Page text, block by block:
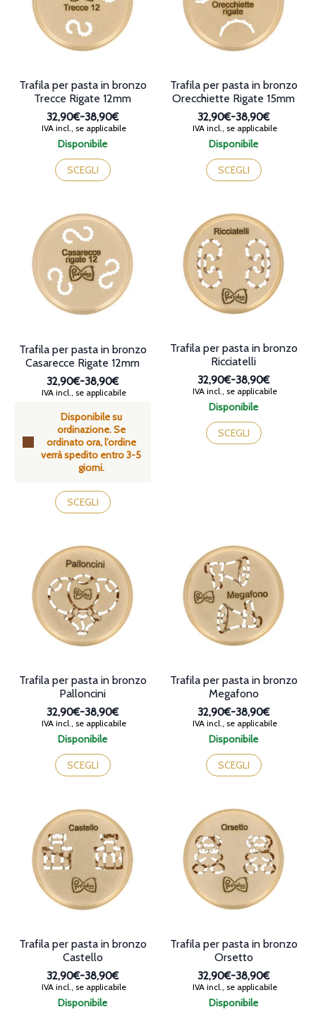
scelte
nella
pagina
scelte
nella
pagina
Disponibile
Trafila per pasta in bronzo
Trecce Rigate 12mm
32,90€-38,90€
Fascia
di
da
32,90€
IVA incl., se applicabile
SCEGLI
Questo
prodotto
ha
Le
opzioni
possono
essere
scelte
nella
pagina
Disponibile
Trafila per pasta in bronzo
Orecchiette Rigate 15mm
32,90€-38,90€
Fascia
di
da
32,90€
IVA incl., se applicabile
SCEGLI
Questo
prodotto
ha
Le
opzioni
possono
essere
scelte
nella
pagina
Disponibile su
ordinazione. Se
ordinato ora, l’ordine
verrà spedito entro 3-5
giorni.
Trafila per pasta in bronzo
Casarecce Rigate 12mm
32,90€-38,90€
Fascia
prezzo:
da
32,90€
a
38,90€
IVA incl., se applicabile
SCEGLI
Questo
prodotto
ha
Le
opzioni
possono
essere
scelte
nella
pagina
del
Disponibile
Trafila per pasta in bronzo
Ricciatelli
32,90€-38,90€
Fascia
di
da
32,90€
IVA incl., se applicabile
SCEGLI
Questo
prodotto
ha
nella
pagina
del
prodotto
Disponibile
Trafila per pasta in bronzo
Palloncini
32,90€-38,90€
Fascia
di
da
32,90€
IVA incl., se applicabile
SCEGLI
prodotto
ha
Le
opzioni
possono
essere
scelte
nella
pagina
del
Disponibile
Trafila per pasta in bronzo
Megafono
32,90€-38,90€
Fascia
di
da
32,90€
IVA incl., se applicabile
SCEGLI
Questo
prodotto
ha
Le
opzioni
possono
essere
scelte
nella
pagina
del
Disponibile
Trafila per pasta in bronzo
Castello
32,90€-38,90€
Fascia
di
IVA incl., se applicabile
Disponibile
Trafila per pasta in bronzo
Orsetto
32,90€-38,90€
Fascia
di
IVA incl., se applicabile